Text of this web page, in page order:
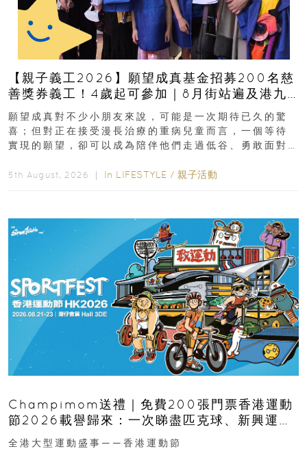
【親子義工2026】願望成真基金招募200名慈
善獎券義工！4歲起可參加｜8月街站遍及港九
新界
願望成真對不少小朋友來說，可能是一次期待已久的驚
喜；但對正在接受漫長治療的重病兒童而言，一個等待
實現的願望，卻可以成為陪伴他們走過低谷、勇敢面對
5th August, 2026 ｜ In LIFESTYLE / 親子活動
Champimom送禮｜免費200張門票香港運動
節2026載譽歸來：一次睇盡匹克球、新興運
動、街舞比賽＋逾百運動品牌展覽
全港大型運動盛事——香港運動節